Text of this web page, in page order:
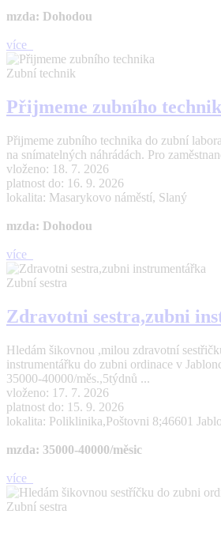
mzda: Dohodou
více
Zubní technik
Přijmeme zubního
Přijmeme zubního technika do zubní
na snímatelných náhrádách. Pro
vloženo: 18. 7. 2026
platnost do: 16. 9. 2026
lokalita: Masarykovo náměstí, Slaný
mzda: Dohodou
více
Zubní sestra
Zdravotni sestra,zubni
Hledám šikovnou ,milou zdravotní
instrumentářku do zubni ordinace v
35000-40000/měs.,5týdnů ...
vloženo: 17. 7. 2026
platnost do: 15. 9. 2026
lokalita: Poliklinika,Poštovni 8;46601
mzda: 35000-40000/měsic
více
Zubní sestra